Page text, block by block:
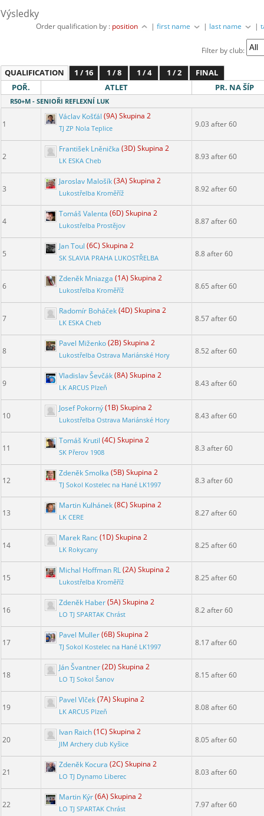
Výsledky
Order qualification by : position |first name | last name |
Filter by club:
QUALIFICATION 1 / 16 1 / 8 1 / 4 1 / 2
FINAL
POŘ.
ATLET PR. NA ŠÍP
R50+M - SENIOŘI REFLEXNÍ LUK
1
Václav Košťál (9A) Skupina 2
TJ ZP Nola Teplice 9.03 after 60
2
František Lněnička (3D) Skupina 2
LK ESKA Cheb 8.93 after 60
3
Jaroslav Malošík(3A) Skupina 2
Lukostřelba Kroměříž 8.92 after 60
4
Tomáš Valenta (6D) Skupina 2
Lukostřelba Prostějov 8.87 after 60
5
Jan Toul (6C) Skupina 2
SK SLAVIA PRAHA LUKOSTŘELBA 8.8 after 60
6
Zdeněk Mniazga (1A) Skupina 2
Lukostřelba Kroměříž 8.65 after 60
7
Radomír Boháček(4D) Skupina 2
LK ESKA Cheb 8.57 after 60
8
Pavel Miženko(2B) Skupina 2
Lukostřelba Ostrava Mariánské Hory 8.52 after 60
9
Vladislav Ševčák(8A) Skupina 2
LK ARCUS Plzeň 8.43 after 60
10
Josef Pokorný(1B) Skupina 2
Lukostřelba Ostrava Mariánské Hory 8.43 after 60
11
Tomáš Krutil (4C) Skupina 2
SK Přerov 1908 8.3 after 60
12
Zdeněk Smolka (5B) Skupina 2
TJ Sokol Kostelec na Hané LK1997 8.3 after 60
13
Martin Kulhánek(8C) Skupina 2
LK CERE 8.27 after 60
14
Marek Ranc(1D) Skupina 2
LK Rokycany 8.25 after 60
15
Michal Hoffman RL(2A) Skupina 2
Lukostřelba Kroměříž 8.25 after 60
16
Zdeněk Haber(5A) Skupina 2
LO TJ SPARTAK Chrást 8.2 after 60
17
Pavel Muller(6B) Skupina 2
TJ Sokol Kostelec na Hané LK1997 8.17 after 60
18
Ján Švantner(2D) Skupina 2
LO TJ Sokol Šanov 8.15 after 60
19
Pavel Vlček(7A) Skupina 2
LK ARCUS Plzeň 8.08 after 60
20
Ivan Raich(1C) Skupina 2
JIM Archery club Kyšice 8.05 after 60
21
Zdeněk Kocura (2C) Skupina 2
LO TJ Dynamo Liberec 8.03 after 60
22
Martin Kýr(6A) Skupina 2
LO TJ SPARTAK Chrást 7.97 after 60